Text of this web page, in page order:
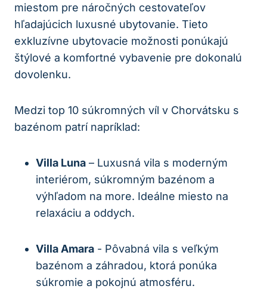
miestom pre ⁤náročných cestovateľov
hľadajúcich luxusné ubytovanie. ⁣Tieto
⁢exkluzívne‍ ubytovacie možnosti ponúkajú
štýlové a komfortné​ vybavenie pre dokonalú
dovolenku.
Medzi top 10 súkromných víl v Chorvátsku s
bazénom patrí napríklad:
Villa Luna – Luxusná vila s ‍moderným
interiérom, súkromným bazénom ‍a
výhľadom na more. Ideálne miesto na
relaxáciu a oddych.
Villa Amara -⁣ Pôvabná vila s veľkým
bazénom a záhradou, ktorá ponúka
súkromie a pokojnú atmosféru.